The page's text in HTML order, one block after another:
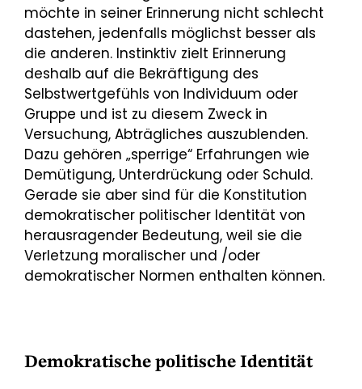
möchte in seiner Erinnerung nicht schlecht
dastehen, jedenfalls möglichst besser als
die anderen. Instinktiv zielt Erinnerung
deshalb auf die Bekräftigung des
Selbstwertgefühls von Individuum oder
Gruppe und ist zu diesem Zweck in
Versuchung, Abträgliches auszublenden.
Dazu gehören „sperrige“ Erfahrungen wie
Demütigung, Unterdrückung oder Schuld.
Gerade sie aber sind für die Konstitution
demokratischer politischer Identität von
herausragender Bedeutung, weil sie die
Verletzung moralischer und /oder
demokratischer Normen enthalten können.
Demokratische politische Identität